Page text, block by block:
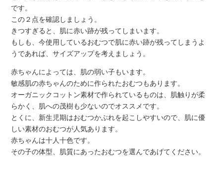
です。
この２点を確認しましょう。
きつすぎると、肌に赤い跡が残ってしまいます。
もしも、今使用しているおむつで肌に赤い跡が残ってしまうよ
うであれば、サイズアップを考えましょう。
赤ちゃんによっては、肌の弱い子もいます。
敏感肌の赤ちゃんのために作られたおむつもあります。
オーガニックコットン素材で作られているものは、肌触りが柔
らかく、肌への茂樹も少ないのでオススメです。
とくに、新生児期はおむつかぶれを起こしやすいので、肌に優
しい素材のおむつが人気あります。
赤ちゃんは十人十色です。
その子の体型、肌質にあったおむつを選んであげてください。